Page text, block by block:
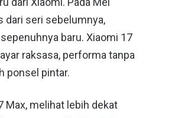
dari seri sebelumnya,
baru. Xiaomi 17
raksasa, performa tanpa
ponsel pintar.
Max, melihat lebih dekat